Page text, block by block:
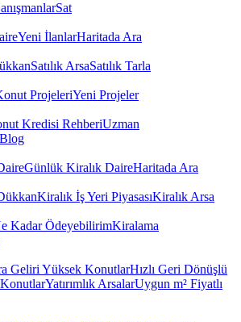
Sat
Yeni İlanlarHaritada Ara
Satılık ArsaSatılık Tarla
ProjeleriYeni Projeler
Kredisi RehberiUzman
Günlük Kiralık DaireHaritada Ara
Kiralık İş Yeri PiyasasıKiralık Arsa
Kadar ÖdeyebilirimKiralama
Geliri Yüksek KonutlarHızlı Geri Dönüşlü
Yatırımlık ArsalarUygun m² Fiyatlı